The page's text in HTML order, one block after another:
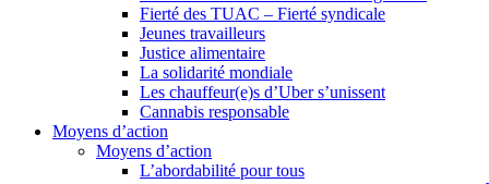
Fierté des TUAC – Fierté syndicale
Jeunes travailleurs
Justice alimentaire
La solidarité mondiale
Les chauffeur(e)s d’Uber s’unissent
Cannabis responsable
Moyens d’action
Moyens d’action
L’abordabilité pour tous